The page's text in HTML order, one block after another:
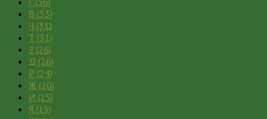
В (33)
Ч (31)
Т (31)
З (26)
Д (26)
Р (24)
Ж (20)
И (15)
Я (15)